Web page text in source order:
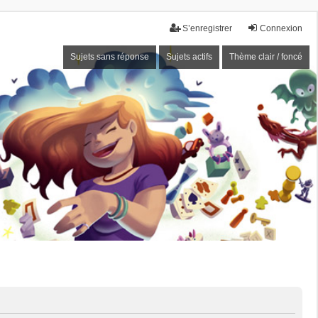
Connexion
S’enregistrer
Sujets sans réponse Sujets actifs Thème clair / foncé